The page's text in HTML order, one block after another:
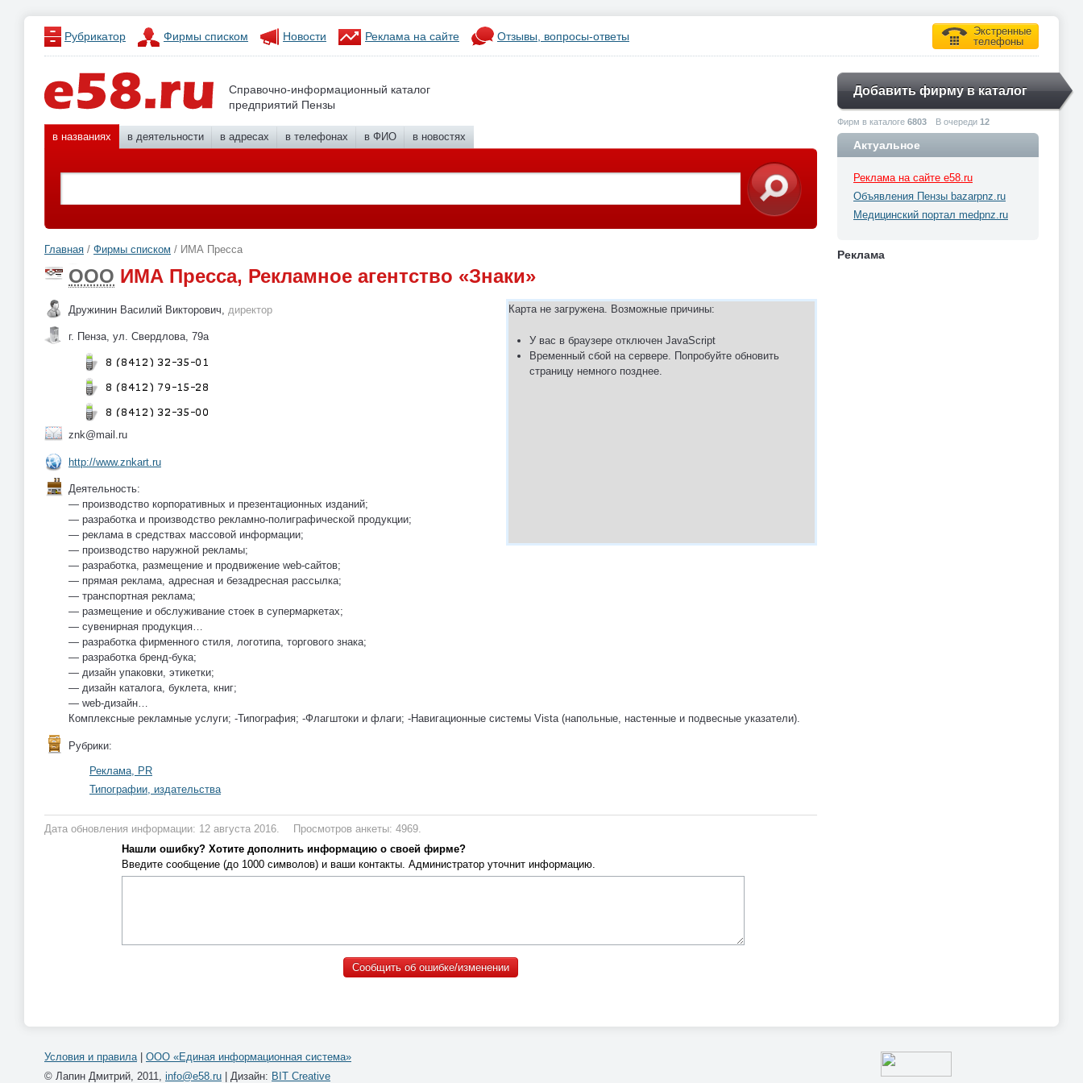
Рубрикатор Фирмы списком Новости Реклама на сайте Отзывы, вопросы-ответы
Экстренные
телефоны
Справочно-информационный каталог
предприятий Пензы
Добавить фирму в каталог
Фирм в каталоге 6803 В очереди 12
в названиях в деятельности в адресах в телефонах в ФИО в новостях
Главная / Фирмы списком / ИМА Пресса
ООО ИМА Пресса, Рекламное агентство «Знаки»
Карта не загружена. Возможные причины:
У вас в браузере отключен JavaScript
Временный сбой на сервере. Попробуйте обновить
страницу немного позднее.
Дружинин Василий Викторович, директор
г. Пенза, ул. Свердлова, 79а
znk@mail.ru
http://www.znkart.ru
Деятельность:
— производство корпоративных и презентационных изданий;
— разработка и производство рекламно-полиграфической продукции;
— реклама в средствах массовой информации;
— производство наружной рекламы;
— разработка, размещение и продвижение web-сайтов;
— прямая реклама, адресная и безадресная рассылка;
— транспортная реклама;
— размещение и обслуживание стоек в супермаркетах;
— сувенирная продукция…
— разработка фирменного стиля, логотипа, торгового знака;
— разработка бренд-бука;
— дизайн упаковки, этикетки;
— дизайн каталога, буклета, книг;
— web-дизайн…
Комплексные рекламные услуги; -Типография; -Флагштоки и флаги; -Навигационные системы Vista (напольные, настенные и подвесные указатели).
Рубрики:
Реклама, PR
Типографии, издательства
Дата обновления информации: 12 августа 2016.
Просмотров анкеты: 4969.
Нашли ошибку? Хотите дополнить информацию о своей фирме?
Введите сообщение (до 1000 символов) и ваши контакты. Администратор уточнит информацию.
Актуальное
Реклама на сайте e58.ru
Объявления Пензы bazarpnz.ru
Медицинский портал medpnz.ru
Реклама
Условия и правила|
ООО «Единая информационная система»
© Лапин Дмитрий, 2011, info@e58.ru | Дизайн: BIT Creative